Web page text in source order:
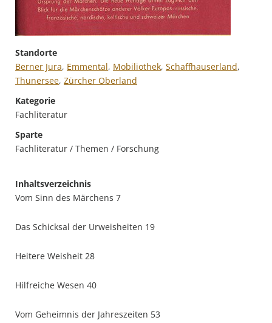
Standorte
Berner Jura, Emmental, Mobiliothek, Schaffhauserland,
Thunersee, Zürcher Oberland
Kategorie
Fachliteratur
Sparte
Fachliteratur / Themen / Forschung
Inhaltsverzeichnis
Vom Sinn des Märchens 7
Das Schicksal der Urweisheiten 19
Heitere Weisheit 28
Hilfreiche Wesen 40
Vom Geheimnis der Jahreszeiten 53